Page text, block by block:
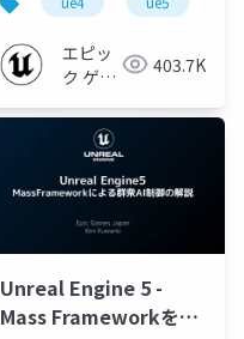
エピッ
ク ゲー
ャパン
403.7K
Unreal Engine 5 -
Mass Frameworkを用